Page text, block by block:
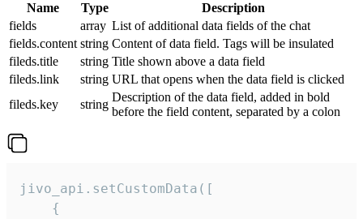
Name Type
Description
fields
array List of additional data fields of the chat
fields.content string Content of data field. Tags will be insulated
fileds.title
string Title shown above a data field
fileds.link
string URL that opens when the data field is clicked
fileds.key
string
Description of the data field, added in bold
before the field content, separated by a colon
jivo_api.setCustomData([
    {